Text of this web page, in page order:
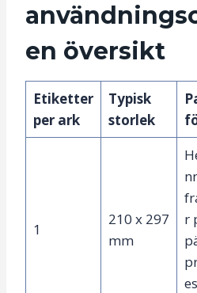
en översikt
Etiketter
per ark
Typisk
storlek
1
210 x 297
mm
r